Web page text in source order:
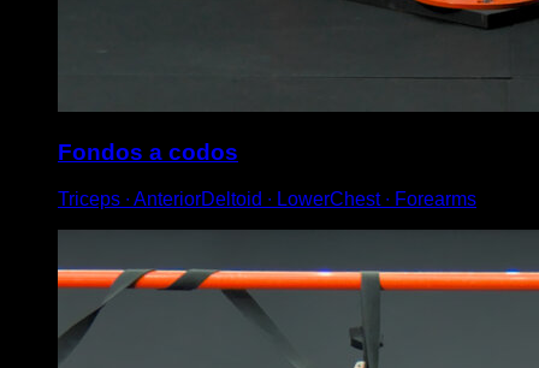
Fondos a codos
Triceps ∙ AnteriorDeltoid ∙ LowerChest ∙ Forearms